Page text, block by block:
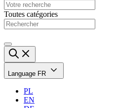
Toutes catégories
Language FR
PL
EN